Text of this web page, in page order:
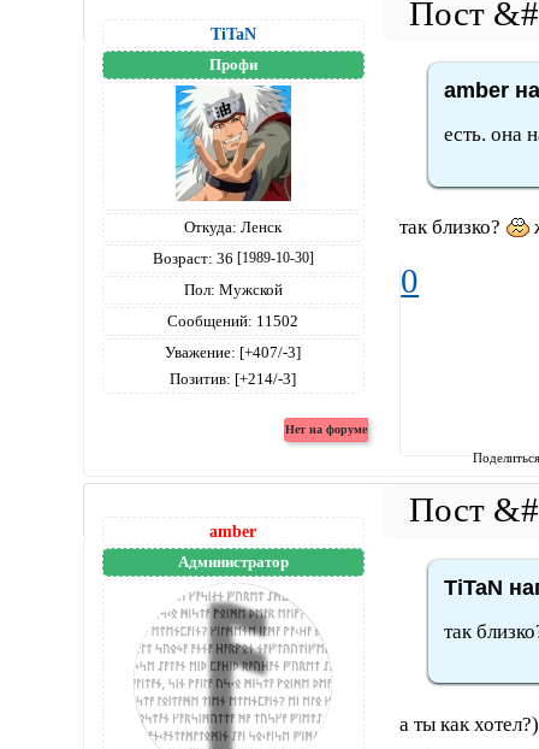
TiTaN
Профи
Откуда: Ленск
Возраст: 36 [1989-10-30]
Пол: Мужской
Сообщений: 11502
Уважение: [+407/-3]
Позитив: [+214/-3]
amber
есть. она
так близко?
0
amber
Администратор
TiTaN
так
а ты как